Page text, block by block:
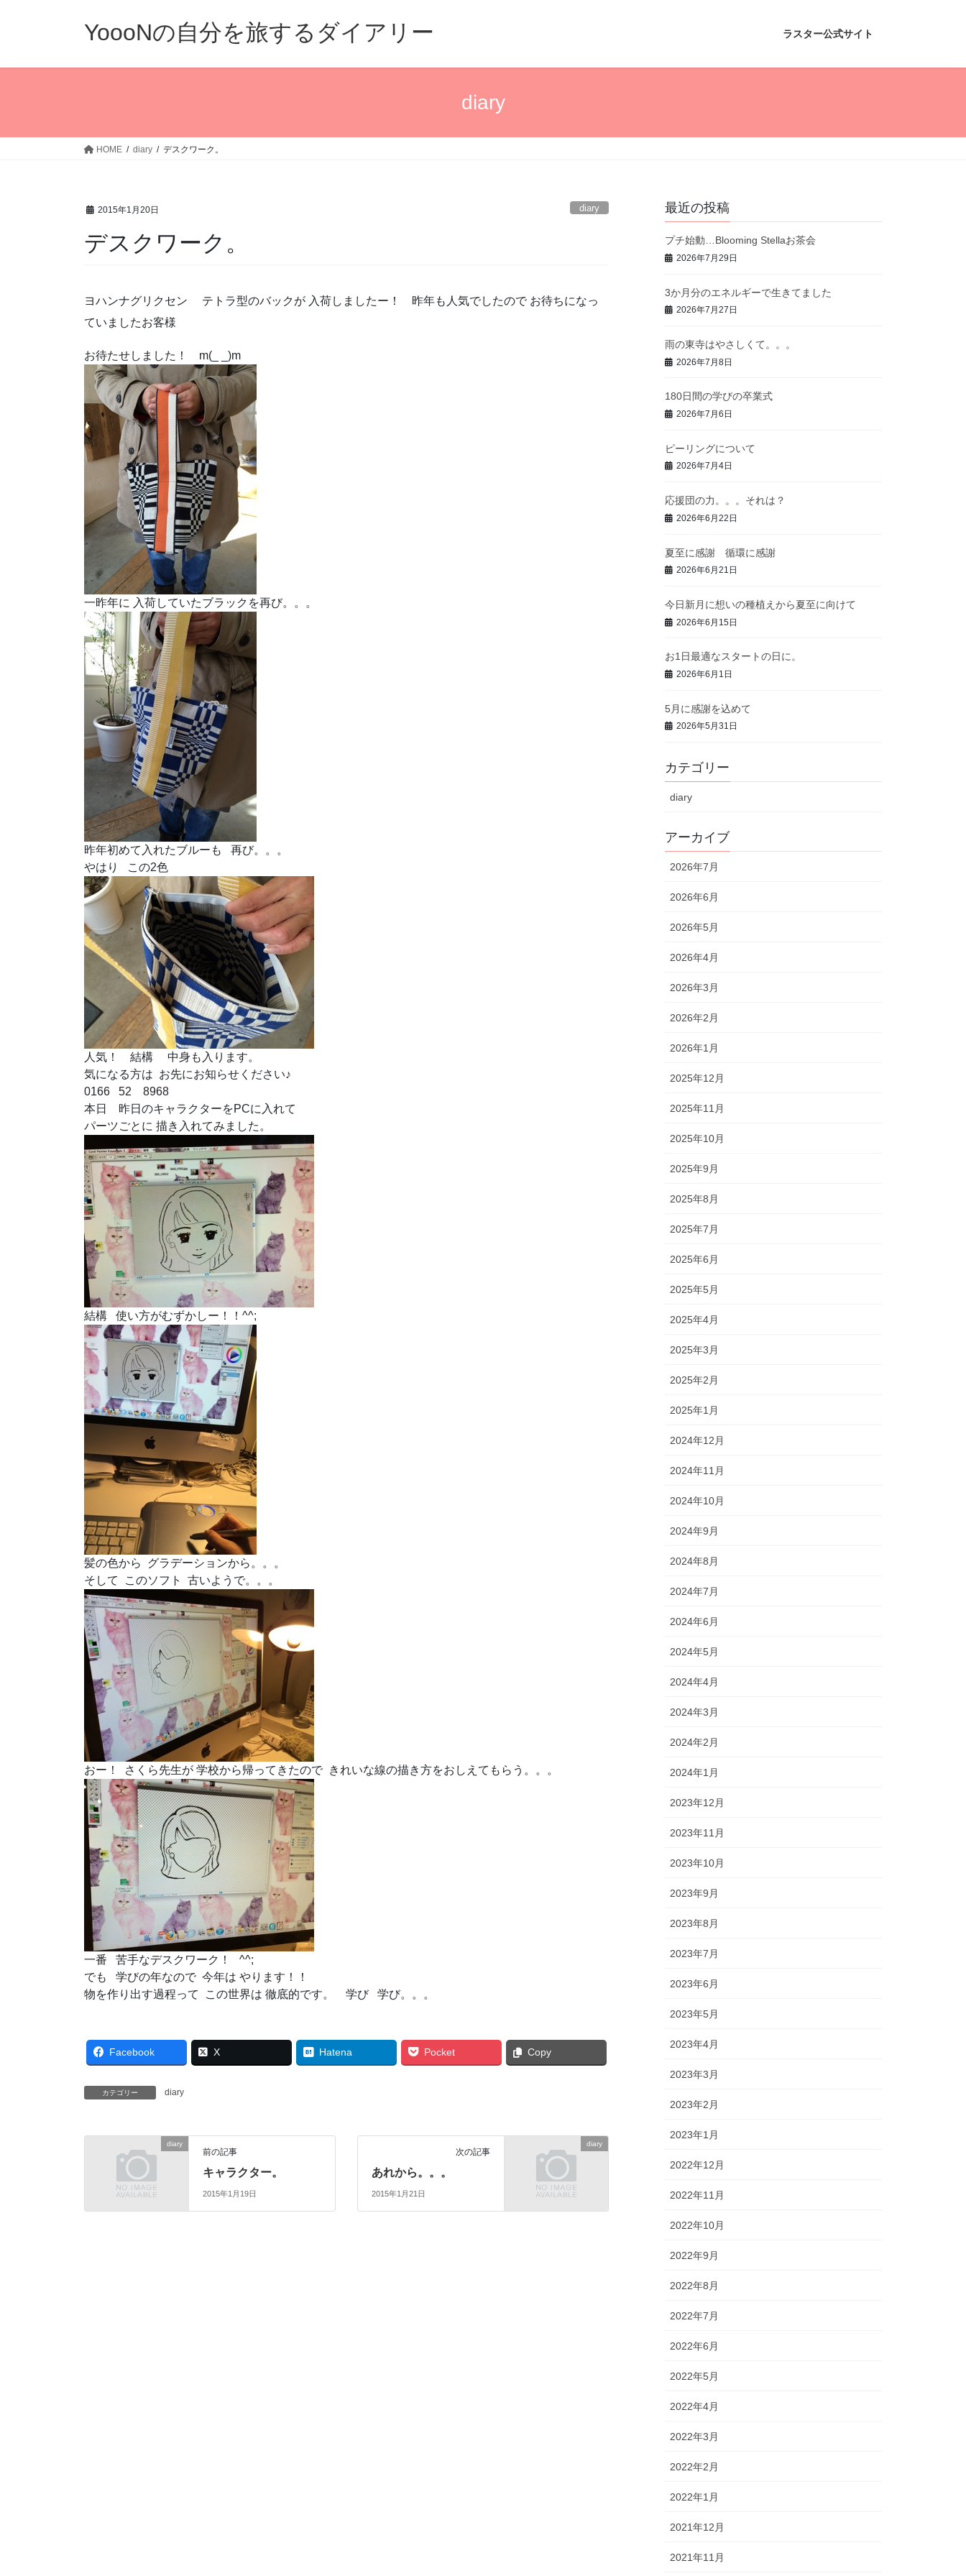
YoooNの自分を旅するダイアリー ラスター公式サイト
diary
HOME diary デスクワーク。
2015年1月20日 diary
デスクワーク。
ヨハンナグリクセン テトラ型のバックが 入荷しましたー！ 昨年も人気でしたので お待ちになっ
ていましたお客様
お待たせしました！ m(_ _)m
一昨年に 入荷していたブラックを再び。。。
昨年初めて入れたブルーも 再び。。。
やはり この2色
人気！ 結構 中身も入ります。
気になる方は お先にお知らせください♪
0166 52 8968
本日 昨日のキャラクターをPCに入れて
パーツごとに 描き入れてみました。
結構 使い方がむずかしー！！^^;
髪の色から グラデーションから。。。
そして このソフト 古いようで。。。
おー！ さくら先生が 学校から帰ってきたので きれいな線の描き方をおしえてもらう。。。
一番 苦手なデスクワーク！ ^^;
でも 学びの年なので 今年は やります！！
物を作り出す過程って この世界は 徹底的です。 学び 学び。。。
Facebook X Hatena Pocket Copy
カテゴリー diary
diary
前の記事
キャラクター。
2015年1月19日
diary
次の記事
あれから。。。
2015年1月21日
最近の投稿
プチ始動…Blooming Stellaお茶会
2026年7月29日
3か月分のエネルギーで生きてました
2026年7月27日
雨の東寺はやさしくて。。。
2026年7月8日
180日間の学びの卒業式
2026年7月6日
ピーリングについて
2026年7月4日
応援団の力。。。それは？
2026年6月22日
夏至に感謝 循環に感謝
2026年6月21日
今日新月に想いの種植えから夏至に向けて
2026年6月15日
お1日最適なスタートの日に。
2026年6月1日
5月に感謝を込めて
2026年5月31日
カテゴリー
diary
アーカイブ
2026年7月
2026年6月
2026年5月
2026年4月
2026年3月
2026年2月
2026年1月
2025年12月
2025年11月
2025年10月
2025年9月
2025年8月
2025年7月
2025年6月
2025年5月
2025年4月
2025年3月
2025年2月
2025年1月
2024年12月
2024年11月
2024年10月
2024年9月
2024年8月
2024年7月
2024年6月
2024年5月
2024年4月
2024年3月
2024年2月
2024年1月
2023年12月
2023年11月
2023年10月
2023年9月
2023年8月
2023年7月
2023年6月
2023年5月
2023年4月
2023年3月
2023年2月
2023年1月
2022年12月
2022年11月
2022年10月
2022年9月
2022年8月
2022年7月
2022年6月
2022年5月
2022年4月
2022年3月
2022年2月
2022年1月
2021年12月
2021年11月